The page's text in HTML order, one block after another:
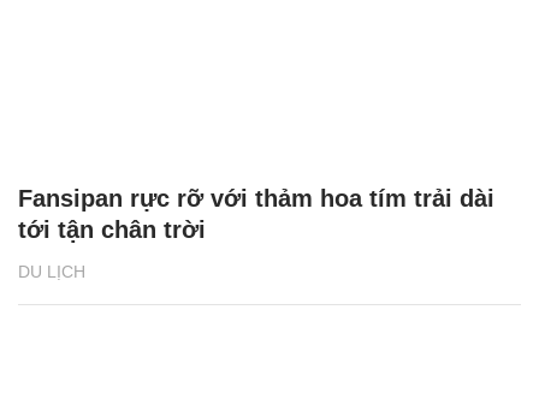
DU LỊCH
Fansipan rực rỡ với thảm hoa tím trải dài
tới tận chân trời